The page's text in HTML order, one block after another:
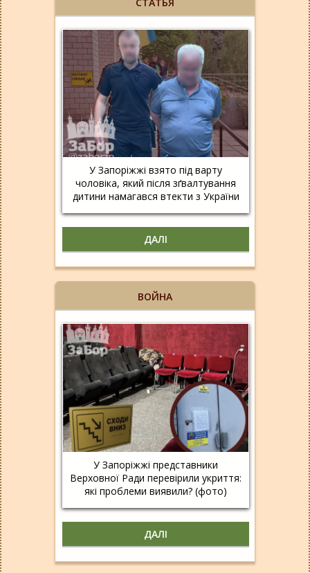
У Запоріжжі взято під варту
чоловіка, який після зґвалтування
дитини намагався втекти з України
ДАЛІ
ВОЙНА
У Запоріжжі представники
Верховної Ради перевірили укриття:
які проблеми виявили? (фото)
ДАЛІ